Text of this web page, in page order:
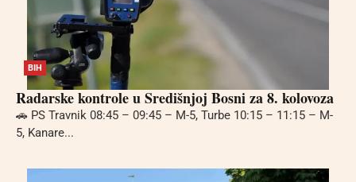
BIH
Radarske kontrole u Središnjoj Bosni za 8. kolovoza
🚗 PS Travnik 08:45 – 09:45 – M-5, Turbe 10:15 – 11:15 – M-
5, Kanare...